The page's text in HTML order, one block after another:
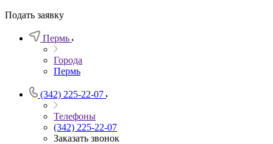
Подать заявку
Пермь
Города
Пермь
(342) 225-22-07
Телефоны
(342) 225-22-07
Заказать звонок